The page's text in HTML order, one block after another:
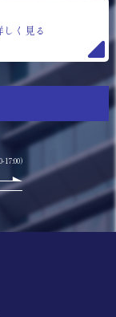
17:00）
く見る